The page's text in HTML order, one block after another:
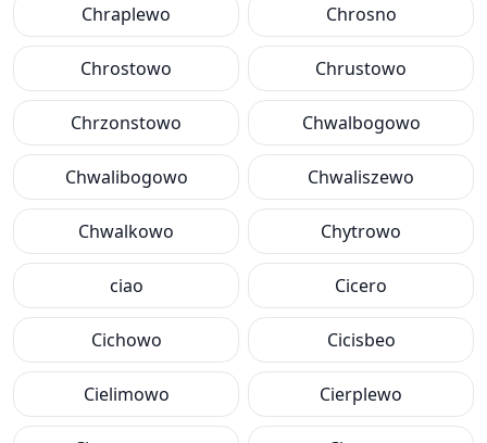
Chraplewo Chrosno
Chrostowo Chrustowo
Chrzonstowo Chwalbogowo
Chwalibogowo Chwaliszewo
Chwalkowo Chytrowo
ciao Cicero
Cichowo Cicisbeo
Cielimowo Cierplewo